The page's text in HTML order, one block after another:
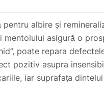
albire și
asigură o
poate repara
pozitiv asupra
iar suprafața